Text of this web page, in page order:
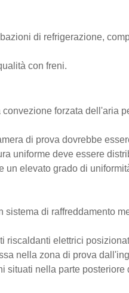
di refrigerazione,
con freni.
forzata dell'aria
di prova dovrebbe
uniforme deve essere
elevato grado di
di raffreddamento
riscaldanti elettrici
nella zona di prova
situati nella parte